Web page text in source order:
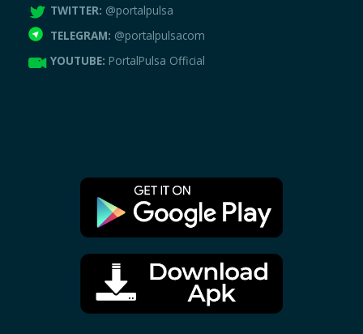
TWITTER: @portalpulsa
TELEGRAM: @portalpulsacom
YOUTUBE: PortalPulsa Official